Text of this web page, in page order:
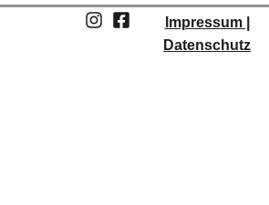
Impressum |
Datenschutz